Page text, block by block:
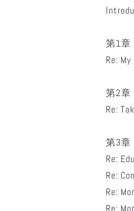
第1章
Re:
第2章
Re:
第3章
Re:
Re:
Re:
Re: